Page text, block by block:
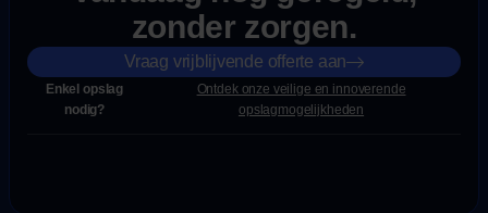
zonder zorgen.
Vraag vrijblijvende offerte aan
Enkel opslag
nodig?
Ontdek onze veilige en innoverende
opslagmogelijkheden